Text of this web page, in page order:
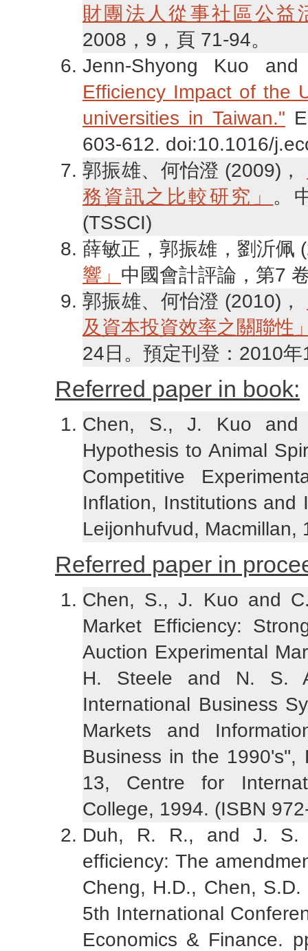
財團法人從事社區公益
2008，9，頁 71-94。
Jenn-Shyong Kuo
Efficiency Impact of the
universities in Taiwan."
603-612. doi:10.1016/
郭振雄、何怡澄 (2009)，
務資訊之比較研究」 。
(TSSCI)
薛敏正，郭振雄，劉沂佩
響」 中國會計評論，第7
郭振雄、何怡澄 (2010)，
及資本投資效率之關聯性
24日。預定刊登：2010
Referred paper in book:
Chen, S., J. Kuo and
Hypothesis to Animal
Competitive
Inflation, Institutions and
Leijonhufvud, Macmillan,
Referred paper in
Chen, S., J. Kuo and
Market Efficiency:
Auction Experimental
H. Steele and N. S.
International Business
Markets and
Business in the 1990's'',
13, Centre for
College, 1994. (ISBN
Duh, R. R., and J. S.
efficiency: The
Cheng, H.D., Chen,
5th International
Economics & Finance.